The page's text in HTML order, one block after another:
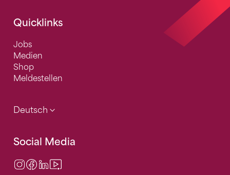
Quicklinks
Jobs
Medien
Shop
Meldestellen
Deutsch
Social Media
Instagram
Facebook
LinkedIn